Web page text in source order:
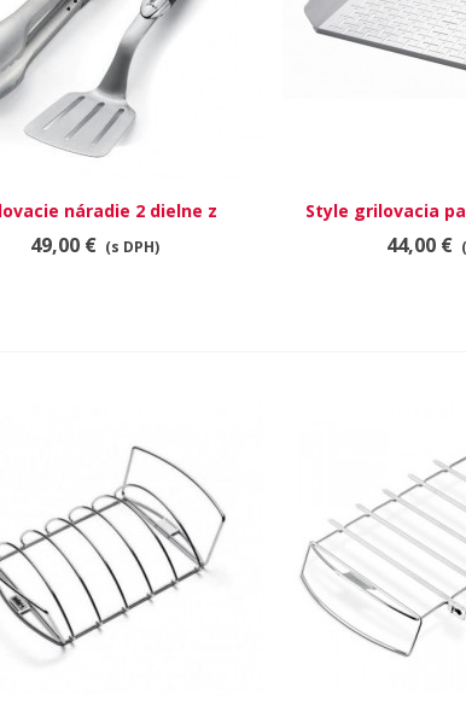
RÝCHLY NÁHĽAD
náradie 2 dielne z
ocele, čierne
49,00 € (s DPH)
RÝCHLY
Style grilovacia
44,00 €